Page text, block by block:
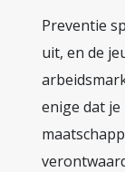
Preventie
uit, en de
enige dat